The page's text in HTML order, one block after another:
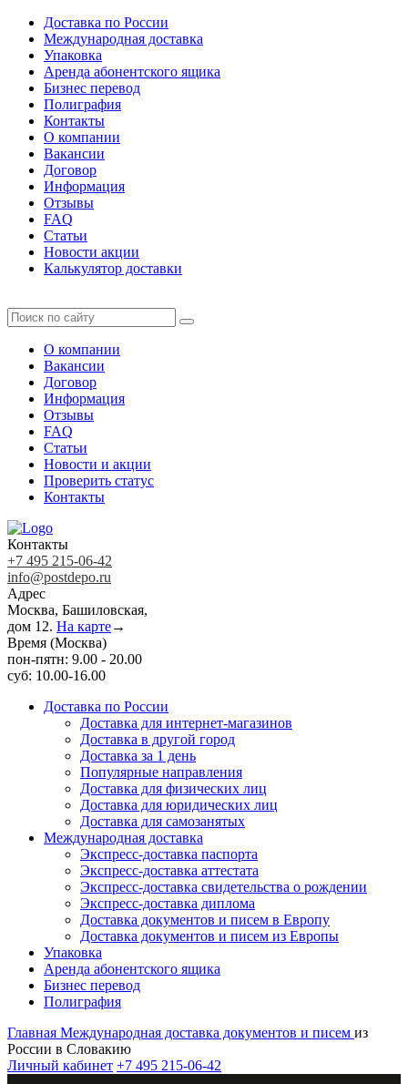
Доставка по России
Международная доставка
Упаковка
Аренда абонентского ящика
Бизнес перевод
Полиграфия
Контакты
О компании
Вакансии
Договор
Информация
Отзывы
FAQ
Статьи
Новости акции
Калькулятор доставки
О компании
Вакансии
Договор
Информация
Отзывы
FAQ
Статьи
Новости и акции
Проверить статус
Контакты
Контакты
+7 495 215-06-42
info@postdepo.ru
Адрес
Москва, Башиловская,
дом 12. На карте→
Время (Москва)
пон-пятн: 9.00 - 20.00
суб: 10.00-16.00
Доставка по России
Доставка для интернет-магазинов
Доставка в другой город
Доставка за 1 день
Популярные направления
Доставка для физических лиц
Доставка для юридических лиц
Доставка для самозанятых
Международная доставка
Экспресс-доставка паспорта
Экспресс-доставка аттестата
Экспресс-доставка свидетельства о рождении
Экспресс-доставка диплома
Доставка документов и писем в Европу
Доставка документов и писем из Европы
Упаковка
Аренда абонентского ящика
Бизнес перевод
Полиграфия
Главная Международная доставка документов и писем из
России в Словакию
Личный кабинет +7 495 215-06-42